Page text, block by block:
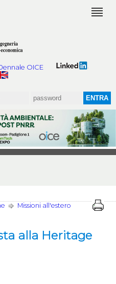
OICE
Missioni all'estero
alla Heritage